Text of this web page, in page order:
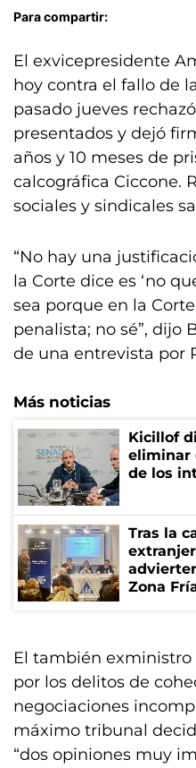
Para compartir:
El exvicepresidente
hoy contra el fallo de
pasado jueves
presentados y dejó
años y 10 meses de
calcográfica Ciccone.
sociales y sindicales
“No hay una
la Corte dice es ‘no
sea porque en la
penalista; no sé”, dijo
de una entrevista por
Más noticias
Kicillof
eliminar
de los
Tras la
Zona
El también
por los delitos de
negociaciones
máximo tribunal
“dos opiniones muy